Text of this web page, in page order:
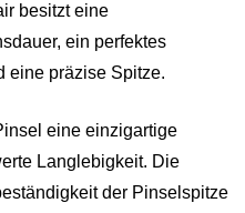
besitzt eine
ein perfektes
eine präzise Spitze.
eine einzigartige
Langlebigkeit. Die
der Pinselspitze